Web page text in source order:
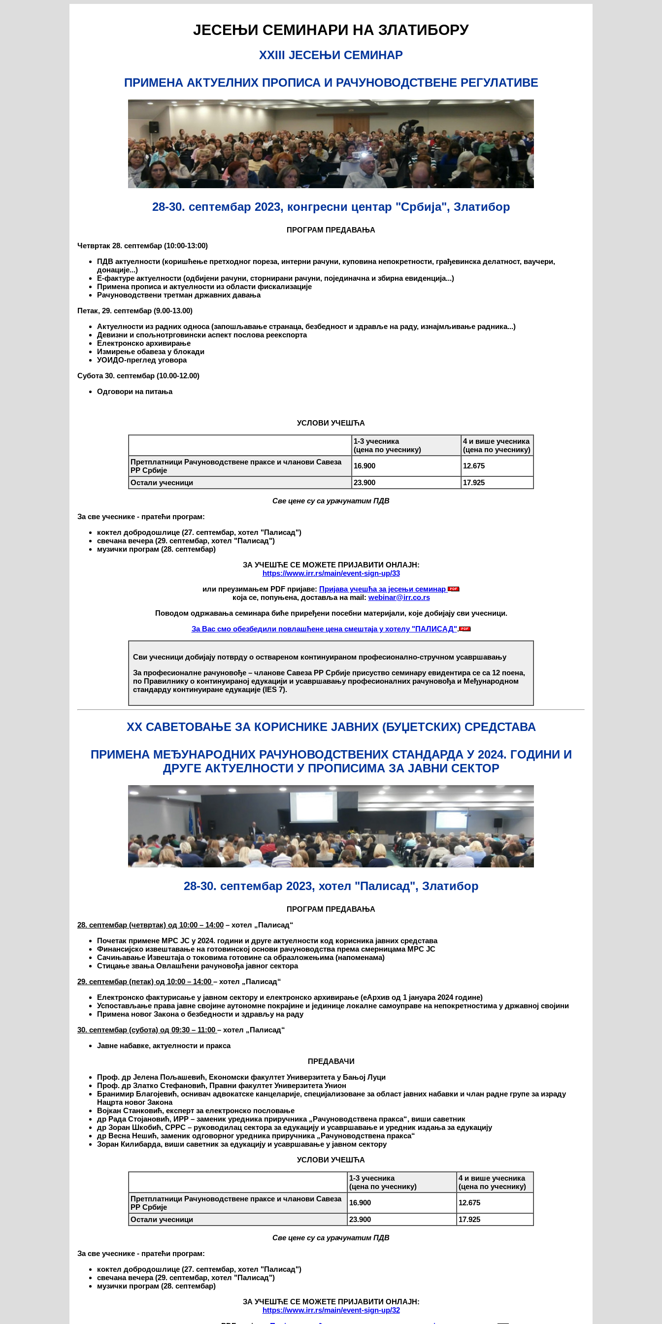
ЈЕСЕЊИ СЕМИНАРИ НА ЗЛАТИБОРУ
XXIII ЈЕСЕЊИ СЕМИНАР
ПРИМЕНА АКТУЕЛНИХ ПРОПИСА И РАЧУНОВОДСТВЕНЕ РЕГУЛАТИВЕ
28-30. септембар 2023, конгресни центар "Србија", Златибор
ПРОГРАМ ПРЕДАВАЊА
Четвртак 28. септембар (10:00-13:00)
ПДВ актуелности (коришћење претходног пореза, интерни рачуни, куповина непокретности, грађевинска делатност, ваучери,
донације...)
Е-фактуре актуелности (одбијени рачуни, сторнирани рачуни, појединачна и збирна евиденција...)
Примена прописа и актуелности из области фискализације
Рачуноводствени третман државних давања
Петак, 29. септембар (9.00-13.00)
Актуелности из радних односа (запошљавање странаца, безбедност и здравље на раду, изнајмљивање радника...)
Девизни и спољнотрговински аспект послова реекспорта
Електронско архивирање
Измирење обавеза у блокади
УОИДО-преглед уговора
Субота 30. септембар (10.00-12.00)
Одговори на питања
УСЛОВИ УЧЕШЋА
1-3 учесника
(цена по учеснику)
4 и више учесника
(цена по учеснику)
Претплатници Рачуноводствене праксе и чланови Савеза
РР Србије
16.900
12.675
Остали учесници
23.900 17.925
Све цене су са урачунатим ПДВ
За све учеснике - пратећи програм:
коктел добродошлице (27. септембар, хотел "Палисад")
свечана вечера (29. септембар, хотел "Палисад")
музички програм (28. септембар)
ЗА УЧЕШЋЕ СЕ МОЖЕТЕ ПРИЈАВИТИ ОНЛАЈН:
https://www.irr.rs/main/event-sign-up/33
или преузимањем PDF пријаве: Пријава учешћа за јесењи семинар
која се, попуњена, доставља на mail: webinar@irr.co.rs
Поводом одржавањасеминара биће приређени посебни материјали, које добијају сви учесници.
За Вас смо обезбедили повлашћене цена смештаја у хотелу "ПАЛИСАД".
Сви учесници добијају потврду о оствареном континуираном професионално-стручном усавршавању
За професионалне рачуновође – чланове Савеза РР Србије присуство семинару евидентира се са 12 поена,
по Правилнику о континуираној едукацији и усавршавању професионалних рачуновођа и Међународном
стандарду континуиране едукације (IES 7).
XX САВЕТОВАЊЕ ЗА КОРИСНИКЕ ЈАВНИХ (БУЏЕТСКИХ) СРЕДСТАВА
ПРИМЕНА МЕЂУНАРОДНИХ РАЧУНОВОДСТВЕНИХ СТАНДАРДА У 2024. ГОДИНИ И
ДРУГЕ АКТУЕЛНОСТИ У ПРОПИСИМА ЗА ЈАВНИ СЕКТОР
28-30. септембар 2023, хотел "Палисад", Златибор
ПРОГРАМ ПРЕДАВАЊА
28. септембар (четвртак) од 10:00 – 14:00 – хотел „Палисад“
Почетак примене МРС ЈС у 2024. години и друге актуелности код корисника јавних средстава
Финансијско извештавање на готовинској основи рачуноводства према смерницама МРС ЈС
Сачињавање Извештаја о токовима готовине са образложењима (напоменама)
Стицање звања Овлашћени рачуновођа јавног сектора
29. септембар (петак) од 10:00 – 14:00 – хотел „Палисад“
Електронско фактурисање у јавном сектору и електронско архивирање (еАрхив од 1 јануара 2024 године)
Успостављање права јавне својине аутономне покрајине и јединице локалне самоуправе на непокретностима у државној својини
Примена новог Закона о безбедности и здрављу на раду
30. септембар (субота) од 09:30 – 11:00 – хотел „Палисад“
Јавне набавке, актуелности и пракса
ПРЕДАВАЧИ
Проф. др Јелена Пољашевић, Економски факултет Универзитета у Бањој Луци
Проф. др Златко Стефановић, Правни факултет Универзитета Унион
Бранимир Благојевић, оснивач адвокатске канцеларије, специјализоване за област јавних набавки и члан радне групе за израду
Нацрта новог Закона
Војкан Станковић, експерт за електронско пословање
др Рада Стојановић, ИРР – заменик уредника приручника „Рачуноводствена пракса“, виши саветник
др Зоран Шкобић, СРРС – руководилац сектора за едукацију и усавршавање и уредник издања за едукацију
др Весна Нешић, заменик одговорног уредника приручника „Рачуноводствена пракса“
Зоран Килибарда, виши саветник за едукацију и усавршавање у јавном сектору
УСЛОВИ УЧЕШЋА
1-3 учесника
(цена по учеснику)
4 и више учесника
(цена по учеснику)
Претплатници Рачуноводствене праксе и чланови Савеза
РР Србије
16.900
12.675
Остали учесници
23.900 17.925
Све цене су са урачунатим ПДВ
За све учеснике - пратећи програм:
коктел добродошлице (27. септембар, хотел "Палисад")
свечана вечера (29. септембар, хотел "Палисад")
музички програм (28. септембар)
ЗА УЧЕШЋЕ СЕ МОЖЕТЕ ПРИЈАВИТИ ОНЛАЈН:
https://www.irr.rs/main/event-sign-up/32